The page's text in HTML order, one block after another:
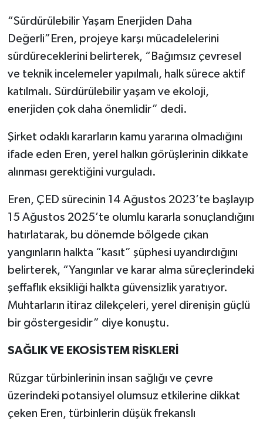
“Sürdürülebilir Yaşam Enerjiden Daha
Değerli”Eren, projeye karşı mücadelelerini
sürdüreceklerini belirterek, “Bağımsız çevresel
ve teknik incelemeler yapılmalı, halk sürece aktif
katılmalı. Sürdürülebilir yaşam ve ekoloji,
enerjiden çok daha önemlidir” dedi.
Şirket odaklı kararların kamu yararına olmadığını
ifade eden Eren, yerel halkın görüşlerinin dikkate
alınması gerektiğini vurguladı.
Eren, ÇED sürecinin 14 Ağustos 2023’te başlayıp
15 Ağustos 2025’te olumlu kararla sonuçlandığını
hatırlatarak, bu dönemde bölgede çıkan
yangınların halkta “kasıt” şüphesi uyandırdığını
belirterek, “Yangınlar ve karar alma süreçlerindeki
şeffaflık eksikliği halkta güvensizlik yaratıyor.
Muhtarların itiraz dilekçeleri, yerel direnişin güçlü
bir göstergesidir” diye konuştu.
SAĞLIK VE EKOSİSTEM RİSKLERİ
Rüzgar türbinlerinin insan sağlığı ve çevre
üzerindeki potansiyel olumsuz etkilerine dikkat
çeken Eren, türbinlerin düşük frekanslı